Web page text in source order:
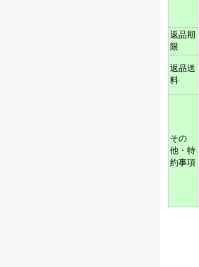
返品期
限
返品送
料
その
他・特
約事項